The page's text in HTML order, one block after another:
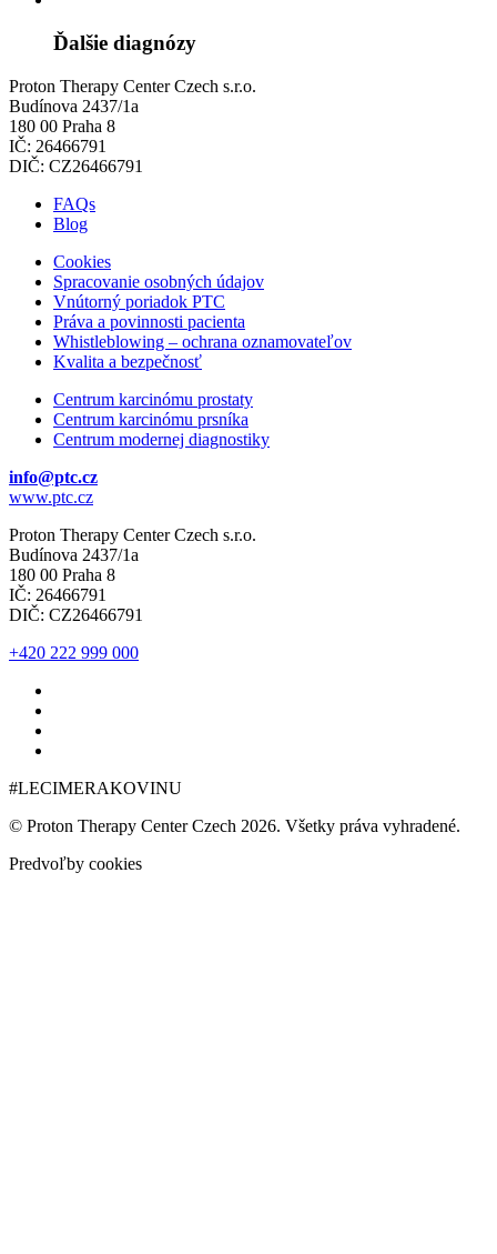
Ďalšie diagnózy
Proton Therapy Center Czech s.r.o.
Budínova 2437/1a
180 00 Praha 8
IČ: 26466791
DIČ: CZ26466791
FAQs
Blog
Cookies
Spracovanie osobných údajov
Vnútorný poriadok PTC
Práva a povinnosti pacienta
Whistleblowing – ochrana oznamovateľov
Kvalita a bezpečnosť
Centrum karcinómu prostaty
Centrum karcinómu prsníka
Centrum modernej diagnostiky
info@ptc.cz
www.ptc.cz
Proton Therapy Center Czech s.r.o.
Budínova 2437/1a
180 00 Praha 8
IČ: 26466791
DIČ: CZ26466791
+420 222 999 000
#LECIMERAKOVINU
© Proton Therapy Center Czech 2026. Všetky práva vyhradené.
Predvoľby cookies